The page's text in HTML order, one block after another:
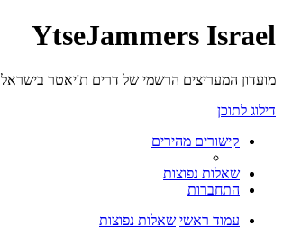
YtseJammers Israel
מועדון המעריצים הרשמי של דרים ת'יאטר בישראל
דילוג לתוכן
קישורים מהירים
שאלות נפוצות
התחברות
עמוד ראשי שאלות נפוצות